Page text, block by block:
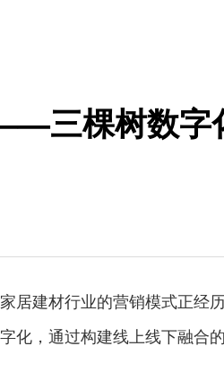
三棵树数字
居建材行业的营销模式正经
化，通过构建线上线下融合